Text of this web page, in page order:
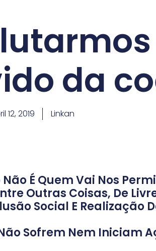
da
12, 2019 Linkan
É Quem Vai Nos
Outras Coisas, De
Social E Realização
Sofrem Nem Iniciam